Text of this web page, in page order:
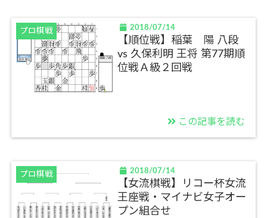
プロ棋戦 2018/07/14
【順位戦】稲葉 陽 八段
vs 久保利明 王将 第77期順
位戦Ａ級２回戦
この記事を読む
プロ棋戦 2018/07/14
【女流棋戦】リコー杯女流
王座戦・マイナビ女子オー
プン組合せ